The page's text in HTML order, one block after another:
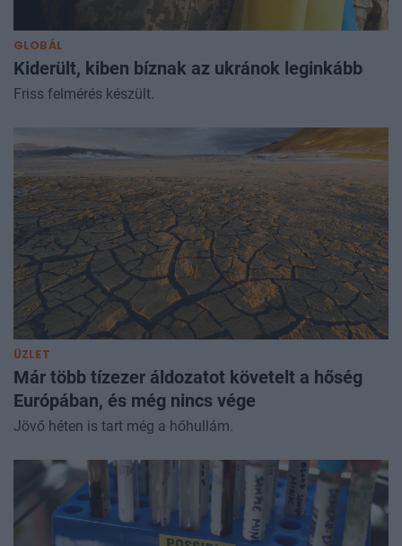
GLOBÁL
Kiderült, kiben bíznak az ukránok leginkább
Friss felmérés készült.
ÜZLET
Már több tízezer áldozatot követelt a hőség
Európában, és még nincs vége
Jövő héten is tart még a hőhullám.